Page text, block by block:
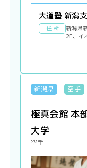
大道塾 新潟
住 所
新潟県
2F、イ
新潟県 空手
極真会館 本
大学
空手